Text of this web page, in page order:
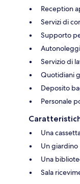
Reception
Servizi di
Supporto
Servizio di
Quotidiani
Deposito
Personale
Una
Un giardino
Una
Sala